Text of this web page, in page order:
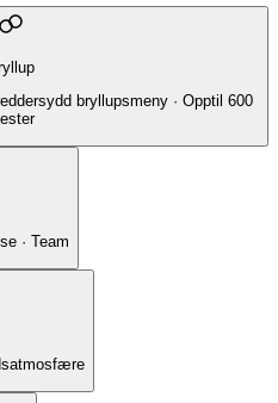
bryllupsmeny · Opptil 600
· Team